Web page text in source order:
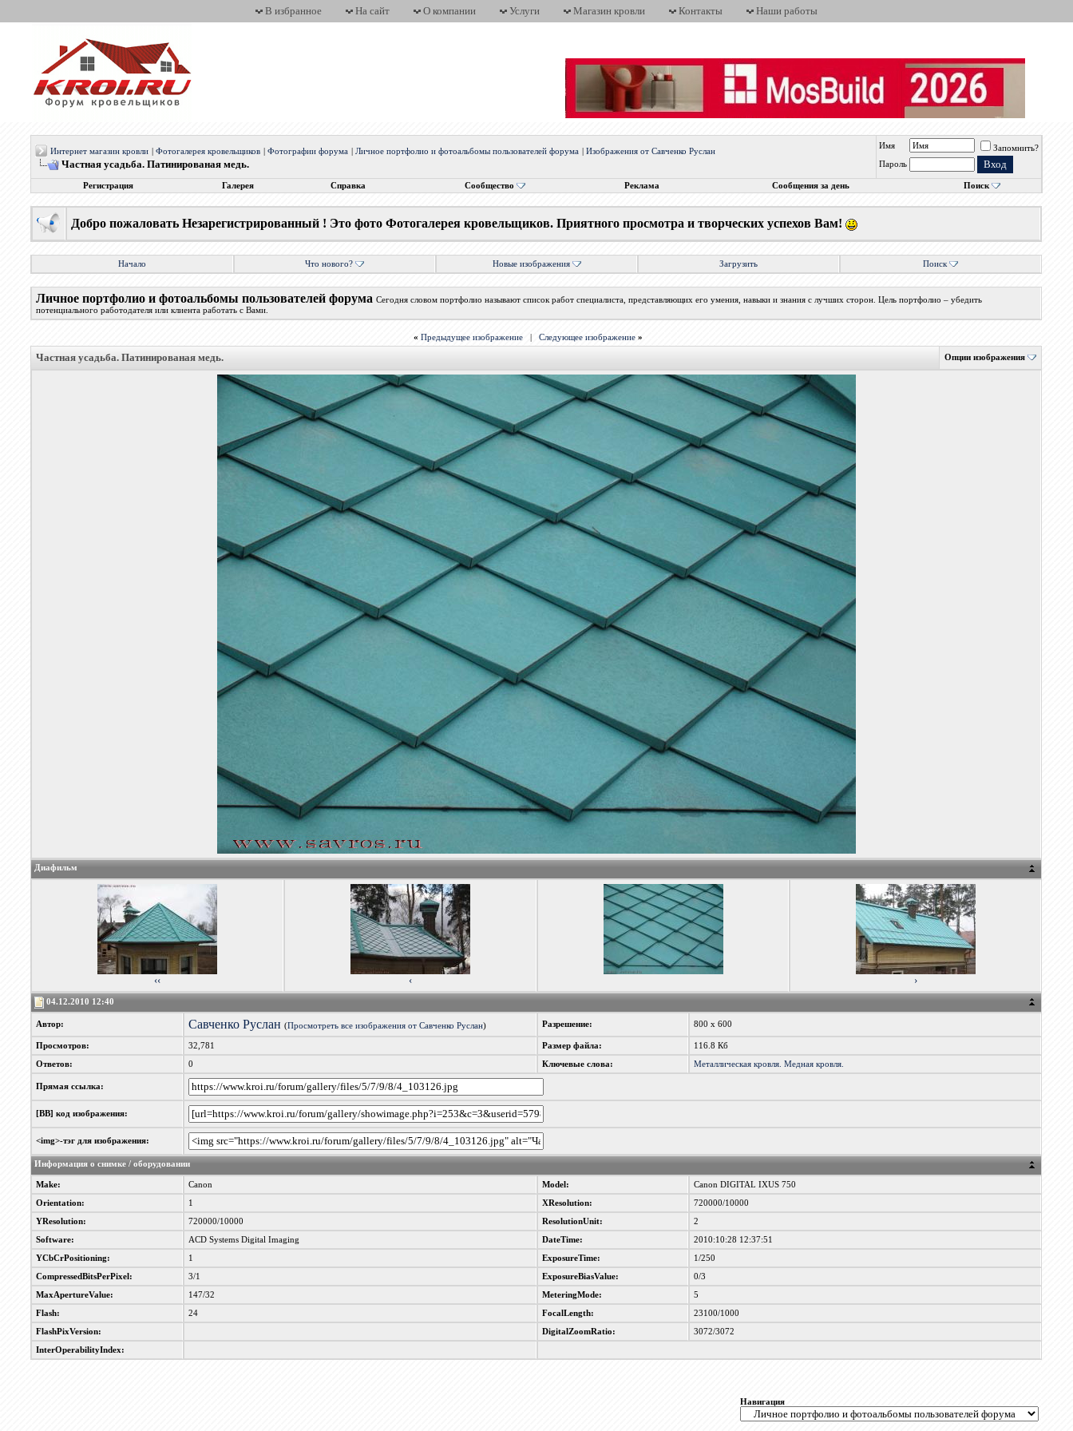
В избранное На сайт О компании Услуги Магазин кровли Контакты Наши работы
Интернет магазин кровли |Фотогалерея кровельщиков |Фотографии форума |Личное портфолио и фотоальбомы пользователей форума |Изображения от Савченко Руслан
Частная усадьба. Патинированая медь.
Имя
Запомнить?
Пароль
Регистрация Галерея Справка Сообщество Реклама Сообщения за день Поиск
Добро пожаловать Незарегистрированный ! Это фото Фотогалерея кровельщиков. Приятного просмотра и творческих успехов Вам!
Начало Что нового? Новые изображения Загрузить Поиск
Личное портфолио и фотоальбомы пользователей форума Сегодня словом портфолио называют список работ специалиста, представляющих его умения, навыки и знания с лучших сторон. Цель портфолио – убедить
потенциального работодателя или клиента работать с Вами.
« Предыдущее изображение |Следующее изображение »
Частная усадьба. Патинированая медь. Опции изображения
Диафильм
‹‹ ‹ ›
04.12.2010 12:40
Автор: Савченко Руслан (Просмотреть все изображения от Савченко Руслан) Разрешение: 800 x 600
Просмотров: 32,781 Размер файла: 116.8 Кб
Ответов: 0 Ключевые слова: Металлическая кровля. Медная кровля.
Прямая ссылка:
[BB] код изображения:
<img>-тэг для изображения:
Информация о снимке / оборудовании
Make: Canon Model: Canon DIGITAL IXUS 750
Orientation: 1 XResolution: 720000/10000
YResolution: 720000/10000 ResolutionUnit: 2
Software: ACD Systems Digital Imaging DateTime: 2010:10:28 12:37:51
YCbCrPositioning: 1 ExposureTime: 1/250
CompressedBitsPerPixel: 3/1 ExposureBiasValue: 0/3
MaxApertureValue: 147/32 MeteringMode: 5
Flash: 24 FocalLength: 23100/1000
FlashPixVersion: DigitalZoomRatio: 3072/3072
InterOperabilityIndex:
Навигация